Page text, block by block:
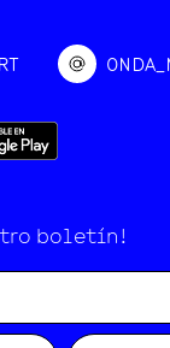
boletín!